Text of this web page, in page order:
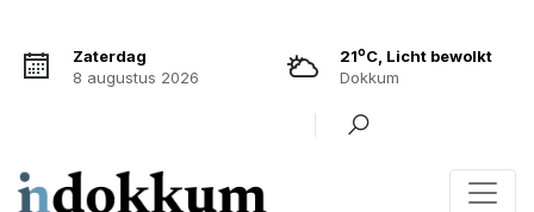
Zaterdag
8 augustus 2026
21oC, Licht bewolkt
Dokkum